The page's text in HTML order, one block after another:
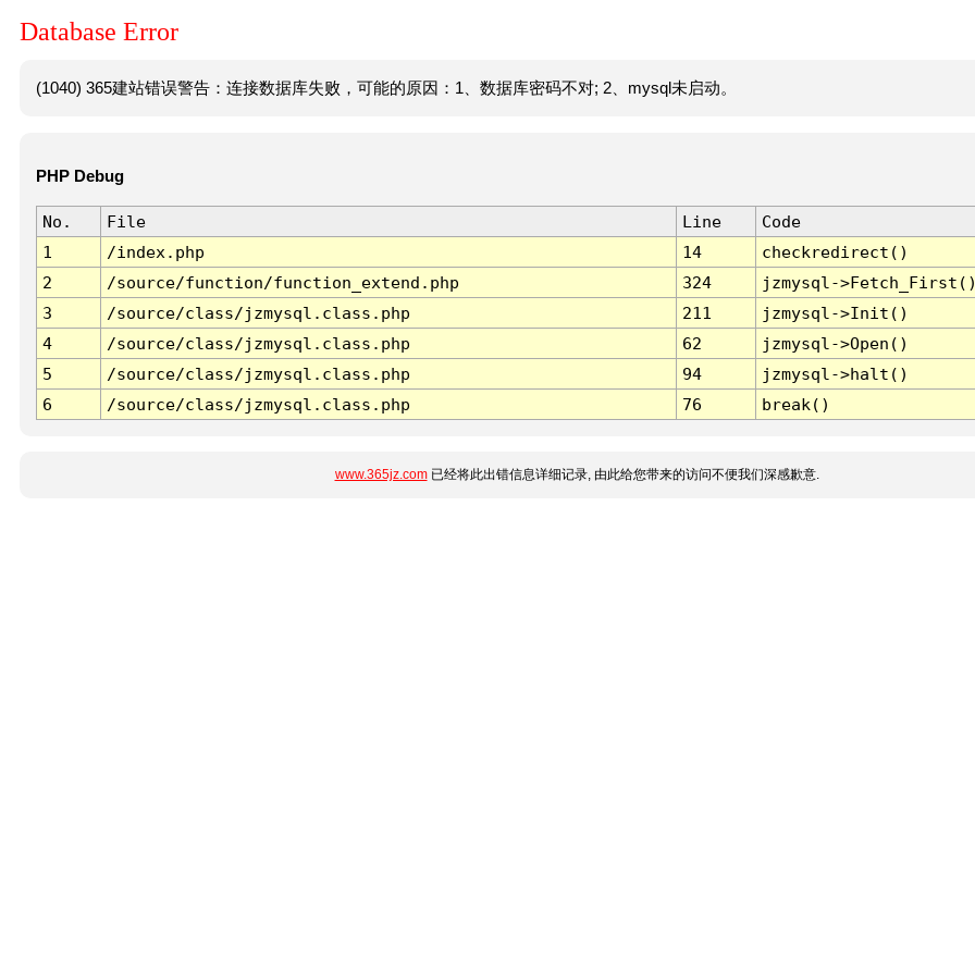
Database Error
(1040) 365建站错误警告：连接数据库失败，可能的原因：1、数据库密码不对; 2、mysql未启动。
PHP Debug
No. File Line
Code
1
/index.php 14
checkredirect()
2
/source/function/function_extend.php 324
jzmysql-
3
/source/class/jzmysql.class.php 211
jzmysql->Init()
4
/source/class/jzmysql.class.php 62
jzmysql->Open()
5
/source/class/jzmysql.class.php 94
jzmysql->halt()
6
/source/class/jzmysql.class.php 76 break()
www.365jz.com已经将此出错信息详细记录, 由此给您带来的访问不便我们深感歉意.